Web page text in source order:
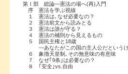
第Ⅰ部 総論―憲法の場へ(再)入門
序 憲法を学ぶ視線
１ 憲法は､なぜ必要なの？
２ 憲法前文から読みとる
３ 憲法は誰が守る？
４ 憲法の補則から見えるもの
５ 国民主権と18歳
―あなたがこの国の主人公だという
６ 象徴天皇制､その無意味の有意味
７ なぜ｢9条｣は必要なの？
８ ｢安全｣vs.自由